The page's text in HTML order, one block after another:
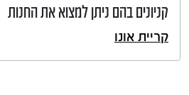
קניונים בהם ניתן למצוא את החנות
קריית אונו